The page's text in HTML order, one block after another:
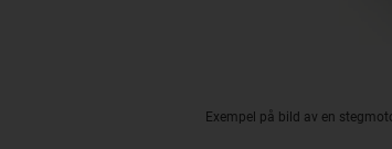
Exempel på bild av en